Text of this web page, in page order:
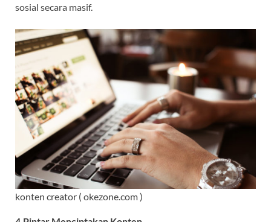
sosial secara masif.
konten creator ( okezone.com )